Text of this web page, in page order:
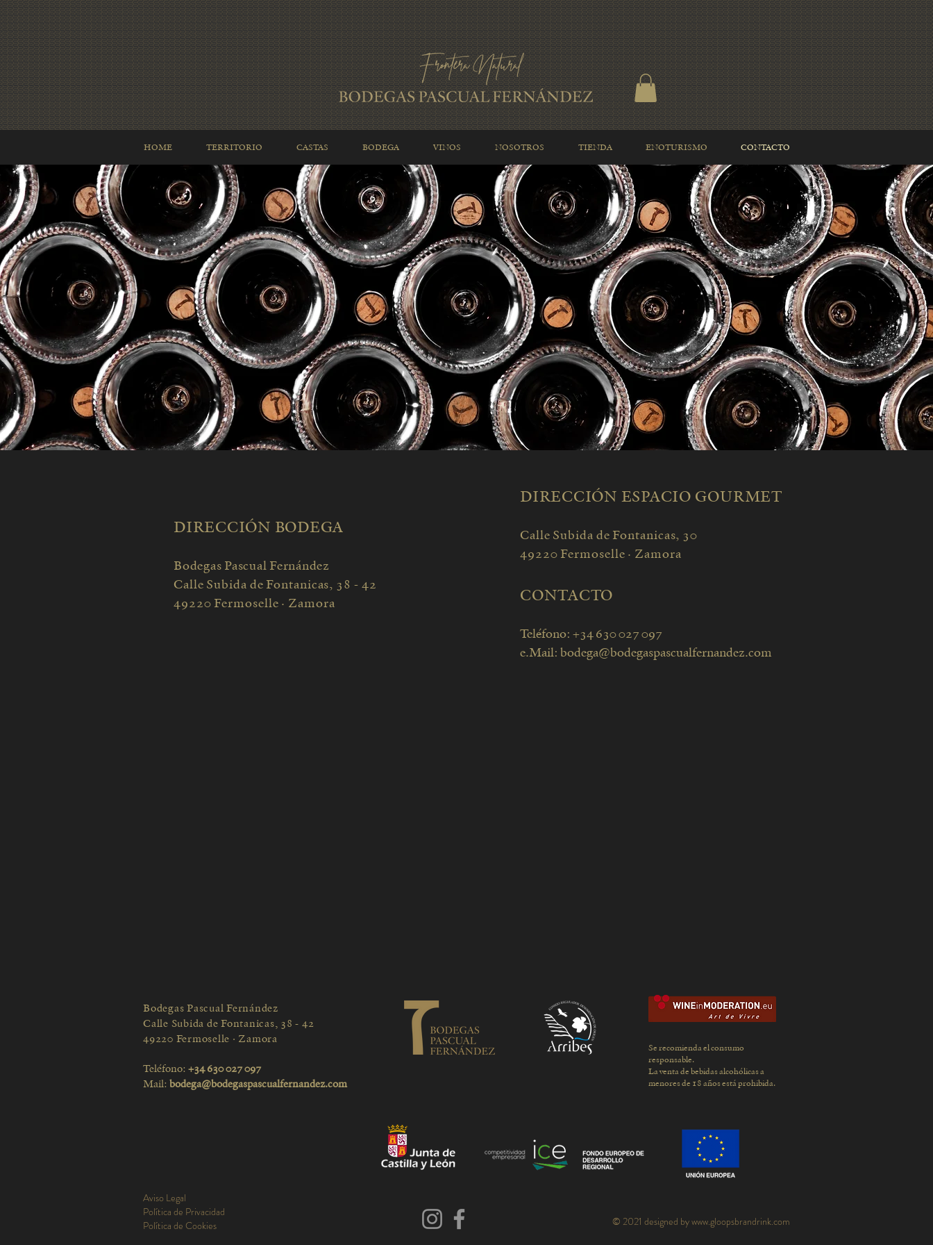
HOME TERRITORIO CASTAS BODEGA VINOS NOSOTROS TIENDA ENOTURISMO CONTACTO
DIRECCIÓN BODEGA
Bodegas Pascual Fernández
Calle Subida de Fontanicas, 38 - 42
49220 Fermoselle · Zamora
CONTACTO
Teléfono: +34 630 027 097
e.Mail: bodega@bodegaspascualfernandez.com
DIRECCIÓN ESPACIO GOURMET
Calle Subida de Fontanicas, 30
49220 Fermoselle · Zamora
Bodegas Pascual Fernández
Calle Subida de Fontanicas, 38 - 42
49220 Fermoselle · Zamora
Teléfono: +34 630 027 097
Mail: bodega@bodegaspascualfernandez.com
Se recomienda el consumo
responsable.
La venta de bebidas alcohólicas a
menoresde 18 años está prohibida.
Aviso Legal
Política de Privacidad
Política de Cookies
© 2021 designed bywww.gloopsbrandrink.com